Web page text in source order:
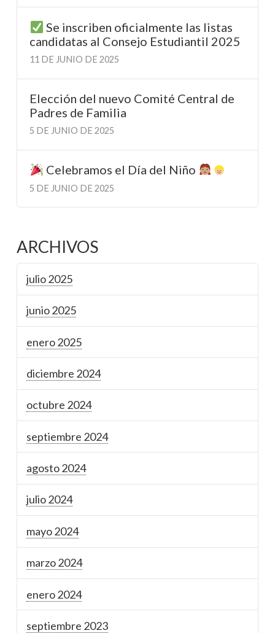
Se inscriben oficialmente las listas
candidatas al Consejo Estudiantil 2025
11 DE JUNIO DE 2025
Elección del nuevo Comité Central de
Padres de Familia
5 DE JUNIO DE 2025
Celebramos el Día del Niño
5 DE JUNIO DE 2025
ARCHIVOS
julio 2025
junio 2025
enero 2025
diciembre 2024
octubre 2024
septiembre 2024
agosto 2024
julio 2024
mayo 2024
marzo 2024
enero 2024
septiembre 2023